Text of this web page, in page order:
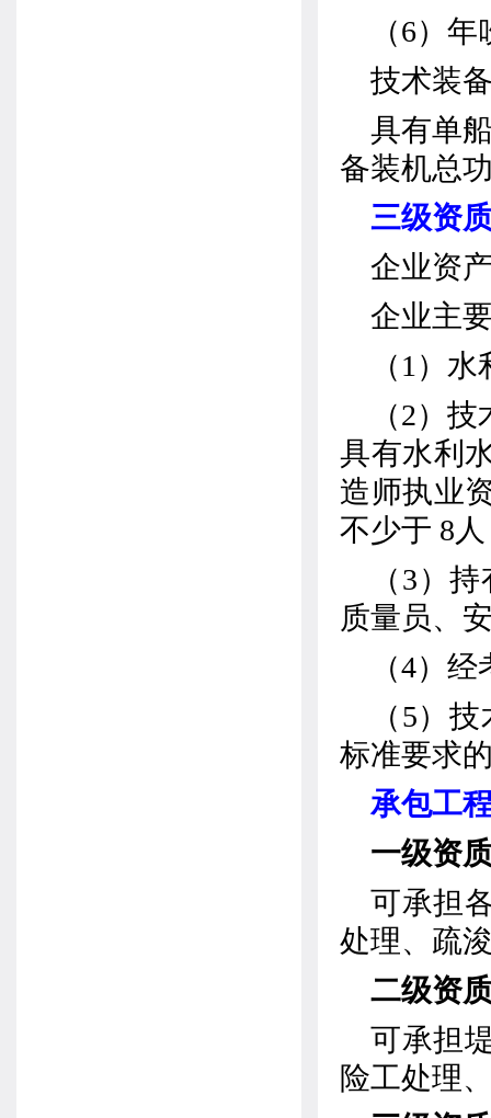
（6）年
技术装
具有单
备装机总
三级资
企业资
企业主
（1 ）水
（2）技
具有水利
造师执业
不少于 8
（3）
质量员、
（4）经
（5）技
标准要求
承包工
一级资
可承担
处理、疏
二级资
可承担
险工处理